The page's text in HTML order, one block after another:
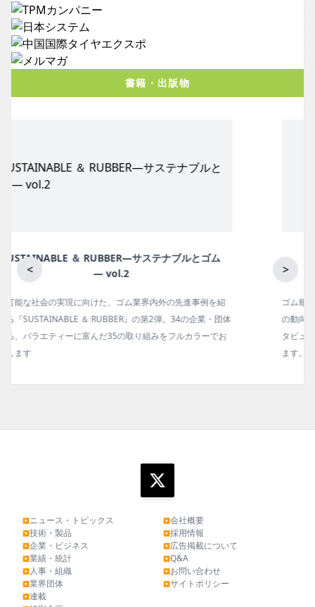
書籍・出版物
< >
月刊ラバーインダストリー／単品
ゴム報知新聞の姉妹誌。ゴム・エラストマー製品・市場分野別
の動向、新製品・技術、原材料動向、設備・機械の紹介、イン
タビュー、海外企業情報、統計などをコンパクトに掲載してい
▶ニュース・トピックス
▶技術・製品
▶企業・ビジネス
▶業績・統計
▶人事・組織
▶業界団体
▶連載
▶会社概要
▶採用情報
▶広告掲載について
▶Q&A
▶お問い合わせ
▶サイトポリシー